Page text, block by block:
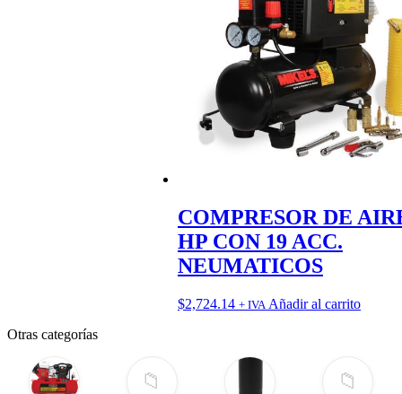
COMPRESOR DE
HP CON 19 ACC.
NEUMATICOS
$2,724.14 + IVA Añadir al carrito
Otras categorías
📁 📁